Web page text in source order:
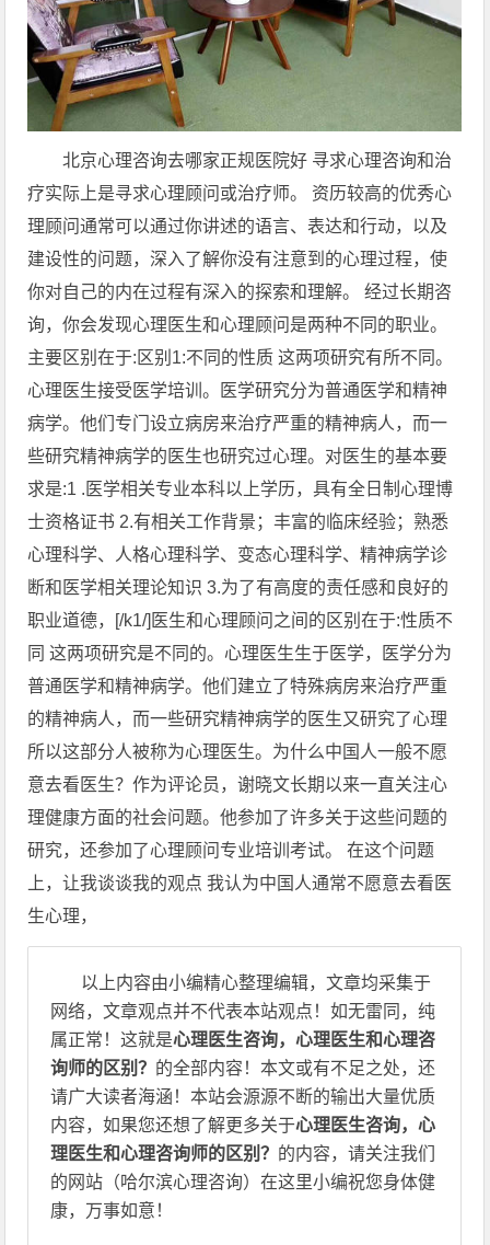
北京心理咨询去哪家正规医院好 寻求心理咨询和治
疗实际上是寻求心理顾问或治疗师。 资历较高的优秀心
理顾问通常可以通过你讲述的语言、表达和行动，以及
建设性的问题，深入了解你没有注意到的心理过程，使
你对自己的内在过程有深入的探索和理解。 经过长期咨
询，你会发现心理医生和心理顾问是两种不同的职业。
主要区别在于:区别1:不同的性质 这两项研究有所不同。
心理医生接受医学培训。医学研究分为普通医学和精神
病学。他们专门设立病房来治疗严重的精神病人，而一
些研究精神病学的医生也研究过心理。对医生的基本要
求是:1 .医学相关专业本科以上学历，具有全日制心理博
士资格证书 2.有相关工作背景；丰富的临床经验；熟悉
心理科学、人格心理科学、变态心理科学、精神病学诊
断和医学相关理论知识 3.为了有高度的责任感和良好的
职业道德，[/k1/]医生和心理顾问之间的区别在于:性质不
同 这两项研究是不同的。心理医生生于医学，医学分为
普通医学和精神病学。他们建立了特殊病房来治疗严重
的精神病人，而一些研究精神病学的医生又研究了心理
所以这部分人被称为心理医生。为什么中国人一般不愿
意去看医生？作为评论员，谢晓文长期以来一直关注心
理健康方面的社会问题。他参加了许多关于这些问题的
研究，还参加了心理顾问专业培训考试。 在这个问题
上，让我谈谈我的观点 我认为中国人通常不愿意去看医
生心理，
以上内容由小编精心整理编辑，文章均采集于
网络，文章观点并不代表本站观点！如无雷同，纯
属正常！这就是心理医生咨询，心理医生和心理咨
询师的区别？ 的全部内容！本文或有不足之处，还
请广大读者海涵！本站会源源不断的输出大量优质
内容，如果您还想了解更多关于心理医生咨询，心
理医生和心理咨询师的区别？ 的内容，请关注我们
的网站（哈尔滨心理咨询）在这里小编祝您身体健
康，万事如意！